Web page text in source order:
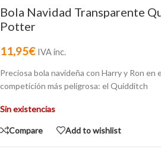
Bola Navidad Transparente
Potter
11,95€ IVA inc.
Preciosa bola navideña con Harry y Ron en
competición más peligrosa: el Quidditch
Sin existencias
Compare Add to wishlist